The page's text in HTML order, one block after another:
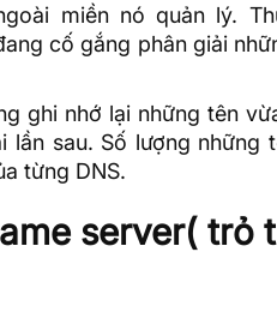
miền nó quản lý.
cố gắng phân giải
ghi nhớ lại những tên
lần sau. Số lượng những
từng DNS.
server( trỏ